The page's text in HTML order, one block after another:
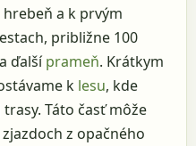
a k prvým
približne 100
ďalšíprameň. Krátkym
k lesu, kde
Táto časť môže
z opačného